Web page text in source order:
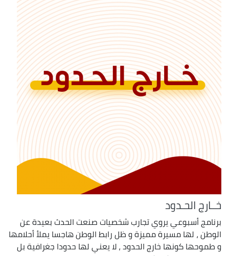
خــارج الحـدود
برنامج أسبوعي يروي تجارب شخصيات صنعت الحدث بعيدة عن
الوطن ، لها مسيرة مميزة و ظل رابط الوطن هاجسا يملأ أحلامها
و طموحها كونها خارج الحدود ، لا يعني لها حدودا جغرافية بل